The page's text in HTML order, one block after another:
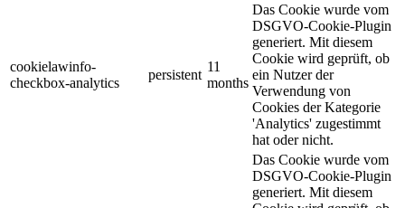
cookielawinfo-
checkbox-analytics
persistent
11
months
Das Cookie wurde vom
DSGVO-Cookie-Plugin
generiert. Mit diesem
Cookie wird geprüft, ob
ein Nutzer der
Verwendung von
Cookies der Kategorie
'Analytics' zugestimmt
hat oder nicht.
Das Cookie wurde vom
DSGVO-Cookie-Plugin
generiert. Mit diesem